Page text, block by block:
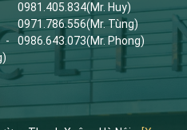
0981.405.834(Mr. Huy)
0971.786.556(Mr. Tùng)
- 0986.643.073(Mr. Phong)